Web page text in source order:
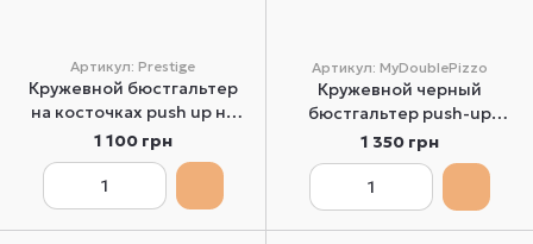
Артикул: Prestige
Кружевной бюстгальтер
на косточках push up на
съемных бретельках
черный Lormar Prestige-R
1 100 грн
Артикул: MyDoublePizzo
Кружевной черный
бюстгальтер push-up
двойной Lormar
MyDoublePizzo 65B
1 350 грн